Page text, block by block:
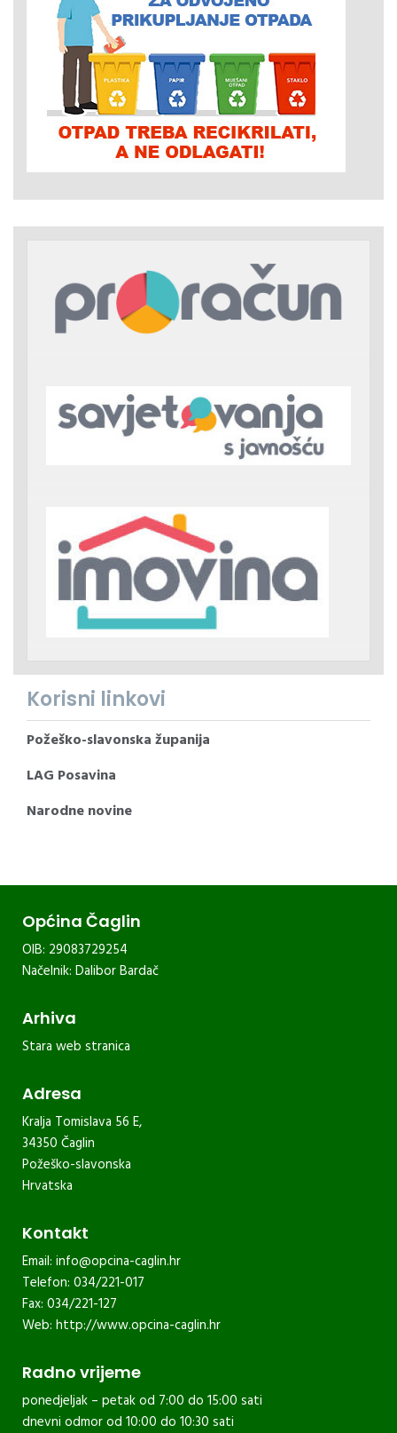
Korisni linkovi
Požeško-slavonska županija
LAG Posavina
Narodne novine
Općina Čaglin
OIB: 29083729254
Načelnik: Dalibor Bardač
Arhiva
Stara web stranica
Adresa
Kralja Tomislava 56 E,
34350 Čaglin
Požeško-slavonska
Hrvatska
Kontakt
Email: info@opcina-caglin.hr
Telefon: 034/221-017
Fax: 034/221-127
Web: http://www.opcina-caglin.hr
Radno vrijeme
ponedjeljak – petak od 7:00 do 15:00 sati
dnevni odmor od 10:00 do 10:30 sati